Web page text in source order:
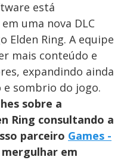
está
uma nova DLC
Elden Ring. A equipe
mais conteúdo e
expandindo ainda
sombrio do jogo.
sobre a
Ring consultando a
parceiro Games -
em